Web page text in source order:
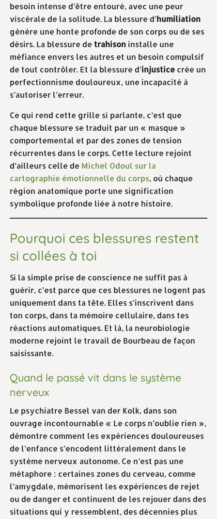
besoin intense d’être entouré, avec une peur
viscérale de la solitude. La blessure d’humiliation
génère une honte profonde de son corps ou de ses
désirs. La blessure detrahison installe une
méfiance envers les autres et un besoin compulsif
de tout contrôler. Et la blessure d’injustice crée un
perfectionnisme douloureux, une incapacité à
s’autoriser l’erreur.
Ce qui rend cette grille si parlante, c’est que
chaque blessure se traduit par un « masque »
comportemental et par des zones de tension
récurrentes dans le corps. Cette lecture rejoint
d’ailleurs celle de Michel Odoul sur la
cartographie émotionnelle du corps, où chaque
région anatomique porte une signification
symbolique profonde liée à notre histoire.
Pourquoi ces blessures restent
si collées à toi
Si la simple prise de conscience ne suffit pas à
guérir, c’est parce que ces blessures ne logent pas
uniquement dans ta tête. Elles s’inscrivent dans
ton corps, dans ta mémoire cellulaire, dans tes
réactions automatiques. Et là, la neurobiologie
moderne rejoint le travail de Bourbeau de façon
saisissante.
Quand le passé vit dans le système
nerveux
Le psychiatre Bessel van der Kolk, dans son
ouvrage incontournable « Le corps n’oublie rien »,
démontre comment les expériences douloureuses
de l’enfance s’encodent littéralement dans le
système nerveux autonome. Ce n’est pas une
métaphore : certaines zones du cerveau, comme
l’amygdale, mémorisent les expériences de rejet
ou de danger et continuent de les rejouer dans des
situations qui y ressemblent, des décennies plus